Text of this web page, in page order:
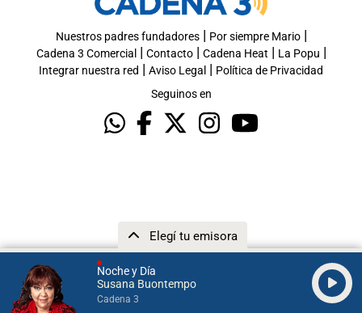
Noche y Día
Susana Buontempo
Cadena 3
Elegí tu emisora
Nuestros padres fundadores| Por siempre Mario|
Cadena 3 Comercial | Contacto| Cadena Heat | La Popu |
Integrar nuestra red | Aviso Legal | Política de Privacidad
Seguinos en